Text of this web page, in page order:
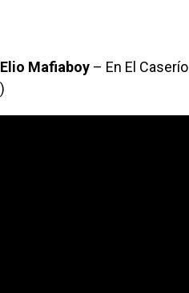
Mafiaboy– En El Caserío